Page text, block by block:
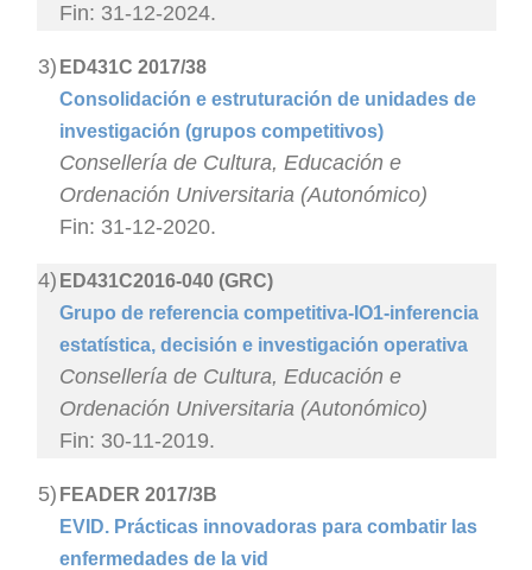
Fin: 31-12-2024.
3) ED431C 2017/38
Consolidación e estruturación de unidades de
investigación (grupos competitivos)
Consellería de Cultura, Educación e
Ordenación Universitaria (Autonómico)
Fin: 31-12-2020.
4) ED431C2016-040 (GRC)
Grupo de referencia competitiva-IO1-inferencia
estatística, decisión e investigación operativa
Consellería de Cultura, Educación e
Ordenación Universitaria (Autonómico)
Fin: 30-11-2019.
5) FEADER 2017/3B
EVID. Prácticas innovadoras para combatir las
enfermedades de la vid